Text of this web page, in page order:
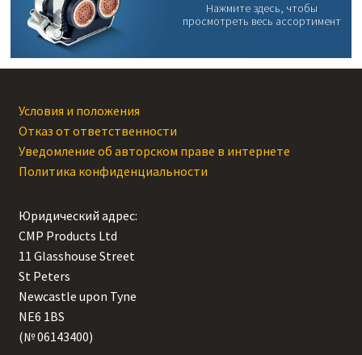
Нажмите здесь, чтобы
просмотреть весь ассортимент
Условия и положения
Отказ от ответственности
Уведомление об авторском праве в интернете
Политика конфиденциальности
Юридический адрес:
CMP Products Ltd
11 Glasshouse Street
,St Peters
,Newcastle upon Tyne
,NE6 1BS
(№ 06143400)